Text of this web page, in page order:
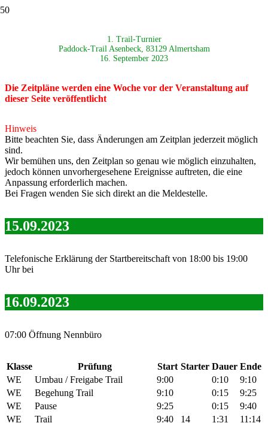
1. Trail-Turnier
Paddock-Trail Asenbeck, 83129 Almertsham
16. September 2023
Die Zeitpläne werden eine Woche vor der Veranstaltung auf
dieser Seite veröffentlicht
Hinweis
Bitte beachten Sie, dass Änderungen am Zeitplan jederzeit möglich
sind.
Wir bemühen uns, den Zeitplan so genau wie möglich einzuhalten,
jedoch können unvorhergesehene Ereignisse auftreten, die eine
Anpassung erforderlich machen.
Bei Fragen wenden Sie sich direkt an die Meldestelle.
15.09.2023
Telefonische Erklärung der Startbereitschaft von 18:00 bis 19:00
Uhr bei
16.09.2023
07:00 Öffnung Nennbüro
Klasse Prüfung Start Starter Dauer Ende
WE
Umbau / Freigabe Trail 9:00 0:10
9:10
WE
Begehung Trail 9:10 0:15
9:25
WE
Pause 9:25 0:15
9:40
WE
Trail 9:40 14 1:31
11:14